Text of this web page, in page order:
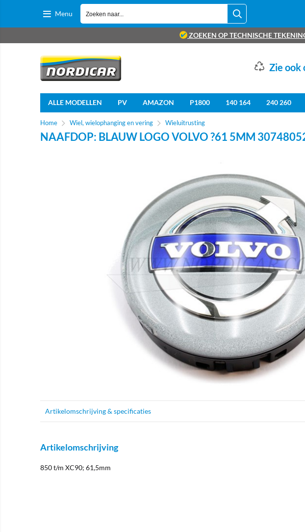
Menu
ZOEKEN OP TECHNISCHE
Zie ook
ALLE MODELLEN PV AMAZON P1800 140 164 240 260
Home Wiel, wielophanging en vering Wieluitrusting
NAAFDOP: BLAUW LOGO VOLVO ?61 5MM
Artikelomschrijving & specificaties
Artikelomschrijving
850 t/m XC90; 61,5mm